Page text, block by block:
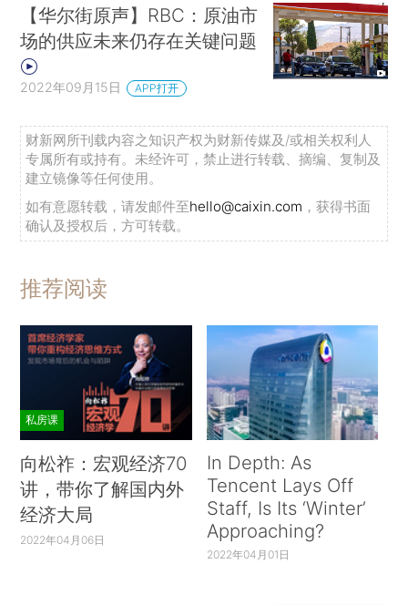
【华尔街原声】RBC：原油市
场的供应未来仍存在关键问题
2022年09月15日 APP打开
财新网所刊载内容之知识产权为财新传媒及/或相关权利人
专属所有或持有。未经许可，禁止进行转载、摘编、复制及
建立镜像等任何使用。
如有意愿转载，请发邮件至hello@caixin.com ，获得书面
确认及授权后，方可转载。
推荐阅读
私房课
向松祚：宏观经济70
讲，带你了解国内外
经济大局
2022年04月06日
In Depth: As
Tencent Lays Off
Staff, Is Its ‘Winter’
Approaching?
2022年04月01日